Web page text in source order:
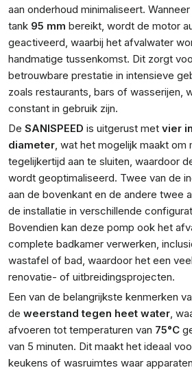
aan onderhoud minimaliseert.
tank 95 mm bereikt, wordt de motor
geactiveerd, waarbij het afvalwater
handmatige tussenkomst. Dit zorgt
betrouwbare prestatie in intensieve
zoals restaurants, bars of wasserijen,
constant in gebruik zijn.
De SANISPEED is uitgerust met vier
diameter, wat het mogelijk maakt om
tegelijkertijd aan te sluiten, waardoor
wordt geoptimaliseerd. Twee van de
aan de bovenkant en de andere twee
de installatie in verschillende
Bovendien kan deze pomp ook het
complete badkamer verwerken,
wastafel of bad, waardoor het een
renovatie- of uitbreidingsprojecten.
Een van de belangrijkste kenmerken
de weerstand tegen heet water,
afvoeren tot temperaturen van 75°C
van 5 minuten. Dit maakt het ideaal
keukens of wasruimtes waar